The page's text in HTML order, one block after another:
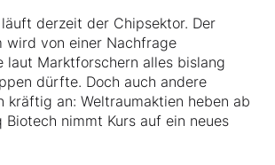
derzeit der Chipsektor. Der
wird von einer Nachfrage
laut Marktforschern alles bislang
dürfte. Doch auch andere
kräftig an: Weltraumaktien heben ab
Biotech nimmt Kurs auf ein neues